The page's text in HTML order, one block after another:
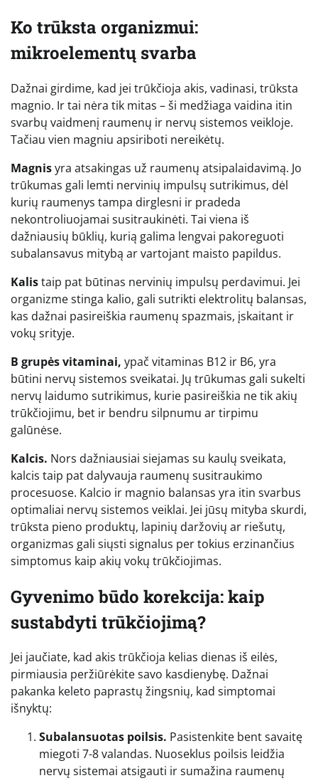
Ko trūksta organizmui:
mikroelementų svarba
Dažnai girdime, kad jei trūkčioja akis, vadinasi, trūksta
magnio. Ir tai nėra tik mitas – ši medžiaga vaidina itin
svarbų vaidmenį raumenų ir nervų sistemos veikloje.
Tačiau vien magniu apsiriboti nereikėtų.
Magnisyra atsakingas už raumenų atsipalaidavimą. Jo
trūkumas gali lemti nervinių impulsų sutrikimus, dėl
kurių raumenys tampa dirglesni ir pradeda
nekontroliuojamai susitraukinėti. Tai viena iš
dažniausių būklių, kurią galima lengvai pakoreguoti
subalansavus mitybą ar vartojant maisto papildus.
Kalistaip pat būtinas nervinių impulsų perdavimui. Jei
organizme stinga kalio, gali sutrikti elektrolitų balansas,
kas dažnai pasireiškia raumenų spazmais, įskaitant ir
vokų srityje.
B grupės vitaminai, ypač vitaminas B12 ir B6, yra
būtini nervų sistemos sveikatai. Jų trūkumas gali sukelti
nervų laidumo sutrikimus, kurie pasireiškia ne tik akių
trūkčiojimu, bet ir bendru silpnumu ar tirpimu
galūnėse.
Kalcis. Nors dažniausiai siejamas su kaulų sveikata,
kalcis taip pat dalyvauja raumenų susitraukimo
procesuose. Kalcio ir magnio balansas yra itin svarbus
optimaliai nervų sistemos veiklai. Jei jūsų mityba skurdi,
trūksta pieno produktų, lapinių daržovių ar riešutų,
organizmas gali siųsti signalus per tokius erzinančius
simptomus kaip akių vokų trūkčiojimas.
Gyvenimo būdo korekcija: kaip
sustabdyti trūkčiojimą?
Jei jaučiate, kad akis trūkčioja kelias dienas iš eilės,
pirmiausia peržiūrėkite savo kasdienybę. Dažnai
pakanka keleto paprastų žingsnių, kad simptomai
išnyktų:
Subalansuotas poilsis. Pasistenkite bent savaitę
miegoti 7-8 valandas. Nuoseklus poilsis leidžia
nervų sistemai atsigauti ir sumažina raumenų